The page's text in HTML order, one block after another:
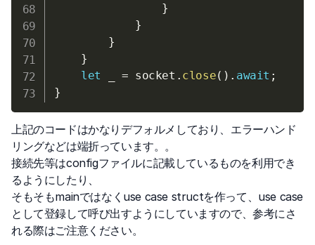
}
}
}
}
let
= socket . close( ) . await ;
}
上記のコードはかなりデフォルメしており、エラーハンド
リングなどは端折っています。。
接続先等はconfigファイルに記載しているものを利用でき
るようにしたり、
そもそもmainではなくuse case structを作って、use case
として登録して呼び出すようにしていますので、参考にさ
れる際はご注意ください。